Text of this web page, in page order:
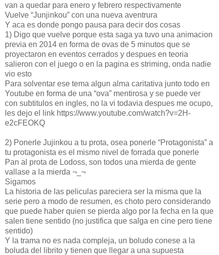
van a quedar para enero y febrero respectivamente
Vuelve “Junjinkou” con una nueva aventrura
Y aca es donde pongo pausa para decir dos cosas
1) Digo que vuelve porque esta saga ya tuvo una animacion
previa en 2014 en forma de ovas de 5 minutos que se
proyectaron en eventos cerrados y despues en teoria
salieron con el juego o en la pagina es striming, onda nadie
vio esto
Para solventar ese tema algun alma caritativa junto todo en
Youtube en forma de una “ova” mentirosa y se puede ver
con subtitulos en ingles, no la vi todavia despues me ocupo,
les dejo el link https://www.youtube.com/watch?v=2H-
e2cFEOKQ
2) Ponerle Jujinkou a tu prota, osea ponerle “Protagonista” a
tu protagonista es el mismo nivel de forrada que ponerle
Pan al prota de Lodoss, son todos una mierda de gente
vallase a la mierda ¬_¬
Sigamos
La historia de las peliculas pareciera ser la misma que la
serie pero a modo de resumen, es choto pero considerando
que puede haber quien se pierda algo por la fecha en la que
salen tiene sentido (no justifica que salga en cine pero tiene
sentido)
Y la trama no es nada compleja, un boludo conese a la
boluda del librito y tienen que llegar a una supuesta